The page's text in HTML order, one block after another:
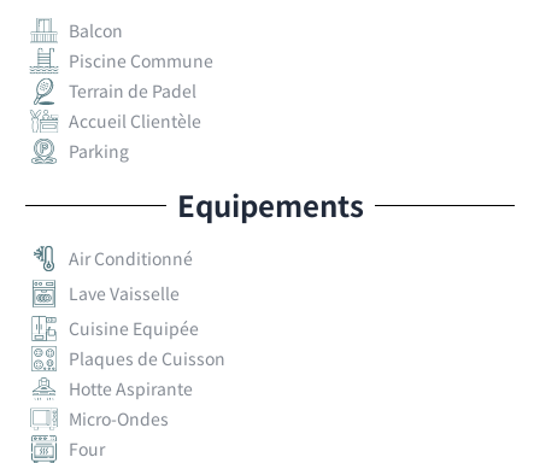
Balcon
Piscine Commune
Terrain de Padel
Accueil Clientèle
Parking
Equipements
Air Conditionné
Lave Vaisselle
Cuisine Equipée
Plaques de Cuisson
Hotte Aspirante
Micro-Ondes
Four